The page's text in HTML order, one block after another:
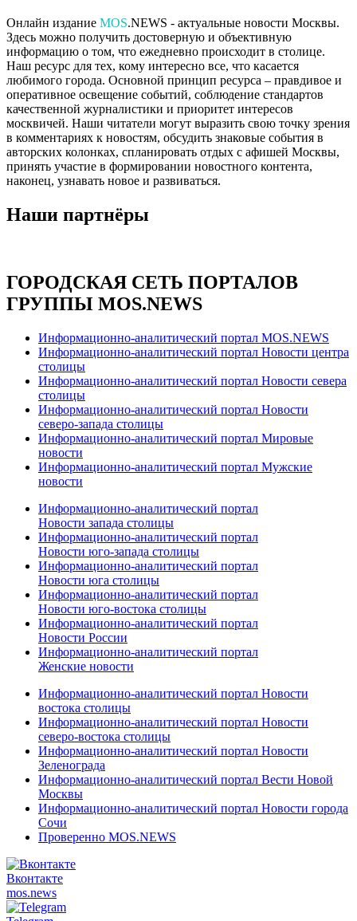
Онлайн издание MOS.NEWS - актуальные новости Москвы.
Здесь можно получить достоверную и объективную
информацию о том, что ежедневно происходит в столице.
Наш ресурс для тех, кому интересно все, что касается
любимого города. Основной принцип ресурса – правдивое и
оперативное освещение событий, соблюдение стандартов
качественной журналистики и приоритет интересов
москвичей. Наши читатели могут выразить свою точку зрения
в комментариях к новостям, обсудить знаковые события в
авторских колонках, спланировать отдых с афишей Москвы,
принять участие в формировании новостного контента,
наконец, узнавать новое и развиваться.
Наши партнёры
ГОРОДСКАЯ СЕТЬ ПОРТАЛОВ
ГРУППЫ MOS.NEWS
Информационно-аналитический портал MOS.NEWS
Информационно-аналитический портал Новости центра
столицы
Информационно-аналитический портал Новости севера
столицы
Информационно-аналитический портал Новости
северо-запада столицы
Информационно-аналитический портал Мировые
новости
Информационно-аналитический портал Мужские
новости
Информационно-аналитический портал
Новости запада столицы
Информационно-аналитический портал
Новости юго-запада столицы
Информационно-аналитический портал
Новости юга столицы
Информационно-аналитический портал
Новости юго-востока столицы
Информационно-аналитический портал
Новости России
Информационно-аналитический портал
Женские новости
Информационно-аналитический портал Новости
востока столицы
Информационно-аналитический портал Новости
северо-востока столицы
Информационно-аналитический портал Новости
Зеленограда
Информационно-аналитический портал Вести Новой
Москвы
Информационно-аналитический портал Новости города
Сочи
Проверенно MOS.NEWS
Вконтакте
mos.news